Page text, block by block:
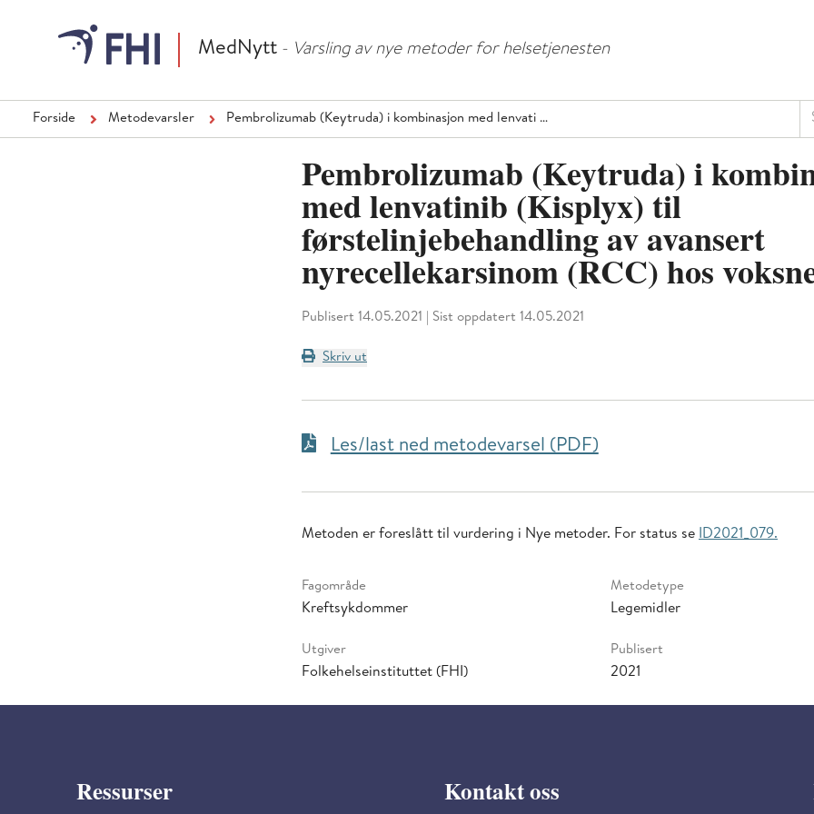
MedNytt - Varsling av nye metoder for helsetjenesten
Forside Metodevarsler Pembrolizumab (Keytruda) i kombinasjon med lenvati …
Pembrolizumab (Keytruda) i
med lenvatinib (Kisplyx) til
førstelinjebehandling av avansert
nyrecellekarsinom (RCC) hos
Publisert 14.05.2021 Sist oppdatert 14.05.2021
Skriv ut
Les/last ned metodevarsel (PDF)
Metoden er foreslått til vurdering i Nye metoder. For status se ID2021_079.
Fagområde
Kreftsykdommer
Metodetype
Legemidler
Utgiver
Folkehelseinstituttet (FHI)
Publisert
2021
Ressurser Kontakt oss